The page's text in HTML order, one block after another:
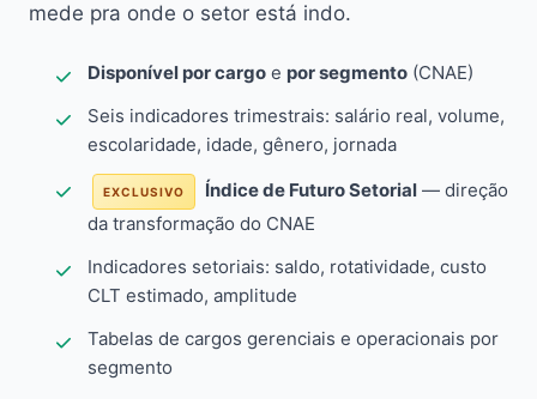
mede pra onde o setor está indo.
Disponível por cargo e por segmento (CNAE)
Seis indicadores trimestrais: salário real, volume,
escolaridade, idade, gênero, jornada
EXCLUSIVO Índice de Futuro Setorial — direção
da transformação do CNAE
Indicadores setoriais: saldo, rotatividade, custo
CLT estimado, amplitude
Tabelas de cargos gerenciais e operacionais por
segmento